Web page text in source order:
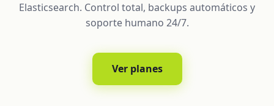
Elasticsearch. Control total, backups automáticos y
soporte humano 24/7.
Ver planes